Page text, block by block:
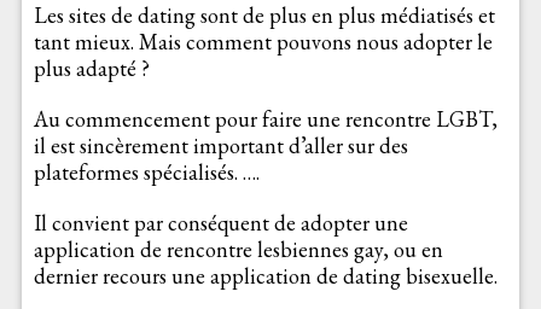
Les sites de dating sont de plus en plus médiatisés et
tant mieux. Mais comment pouvons nous adopter le
plus adapté ?
Au commencement pour faire une rencontre LGBT,
il est sincèrement important d’aller sur des
plateformes spécialisés. ….
Il convient par conséquent de adopter une
application de rencontre lesbiennes gay, ou en
dernier recours une application de dating bisexuelle.